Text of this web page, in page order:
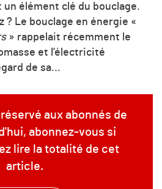
élément clé du bouclage.
? Le bouclage en énergie «
» rappelait récemment le
et l’électricité
de sa...
aux abonnés de
abonnez-vous si
lire la totalité de cet
article.